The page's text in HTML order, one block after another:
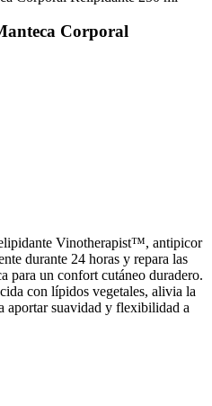
Corporal
Vinotherapist™, antipicor
durante 24 horas y repara las
para un confort cutáneo duradero.
con lípidos vegetales, alivia la
aportar suavidad y flexibilidad a